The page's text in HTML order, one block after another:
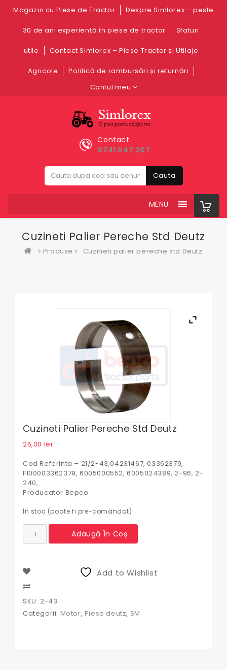
Magazin cu Piese de Tractor Despre Simlorex – peste
30 de ani experiență în piese de tractor Sfaturi
utile Contact Simlorex – Piese Tractor și Utilaje
Agricole
Politică de rambursări și returnări
Contul meu
Contact
0741 047 207
Cauta
MENU
Cuzineti Palier Pereche Std Deutz
Produse Cuzineti palier pereche std Deutz
Cuzineti Palier Pereche Std Deutz
25,00 lei
Cod Referinta – 21/2-43,04231467, 03362379,
F100003362379, 6005000552, 6005024389, 2-96, 2-
240,
Producator Bepco
În stoc (poate fi pre-comandat)
Cantitate
Cuzineti
std
Deutz
Adaugă În Coș
Add to Wishlist
SKU: 2-43
Categorii: Motor, Piese deutz, SM